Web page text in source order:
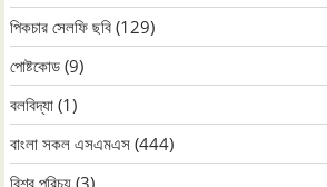
পিকচার সেলফি ছবি (129)
পোষ্টকোড (9)
বলবিদ্যা (1)
বাংলা সকল এসএমএস (444)
বিশ্ব পরিচয় (3)